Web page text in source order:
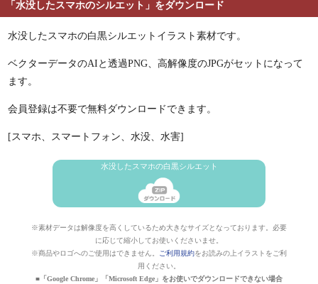
「水没したスマホのシルエット」をダウンロード
水没したスマホの白黒シルエットイラスト素材です。
ベクターデータのAIと透過PNG、高解像度のJPGがセットになって
ます。
会員登録は不要で無料ダウンロードできます。
[スマホ、スマートフォン、水没、水害]
水没したスマホの白黒シルエット
※素材データは解像度を高くしているため大きなサイズとなっております。必要
に応じて縮小してお使いくださいませ。
※商品やロゴへのご使用はできません。
ご利用規約をお読みの上イラストをご利
用ください。
■「Google Chrome」「Microsoft Edge」をお使いでダウンロードできない場合